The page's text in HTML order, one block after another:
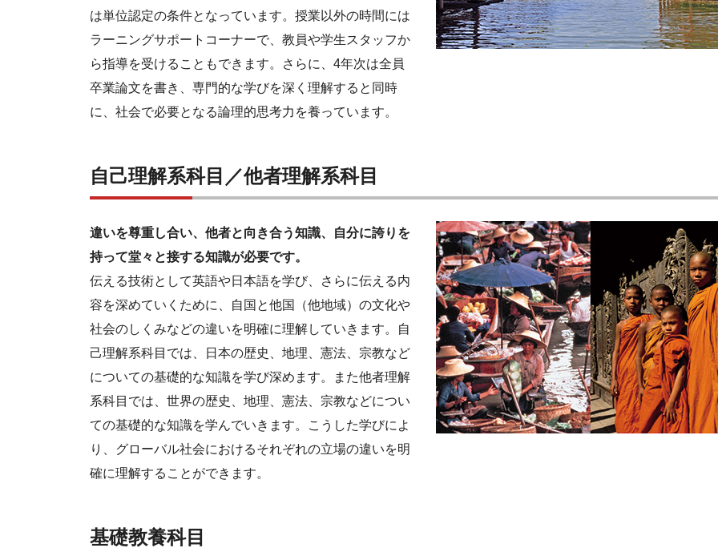
は単位認定の条件となっています。授業以外の時間には
ラーニングサポートコーナーで、教員や学生スタッフか
ら指導を受けることもできます。さらに、4年次は全員
卒業論文を書き、専門的な学びを深く理解すると同時
に、社会で必要となる論理的思考力を養っています。
自己理解系科目／他者理解系科目
違いを尊重し合い、他者と向き合う知識、自分に誇りを
持って堂々と接する知識が必要です。
伝える技術として英語や日本語を学び、さらに伝える内
容を深めていくために、自国と他国（他地域）の文化や
社会のしくみなどの違いを明確に理解していきます。自
己理解系科目では、日本の歴史、地理、憲法、宗教など
についての基礎的な知識を学び深めます。また他者理解
系科目では、世界の歴史、地理、憲法、宗教などについ
ての基礎的な知識を学んでいきます。こうした学びによ
り、グローバル社会におけるそれぞれの立場の違いを明
確に理解することができます。
基礎教養科目